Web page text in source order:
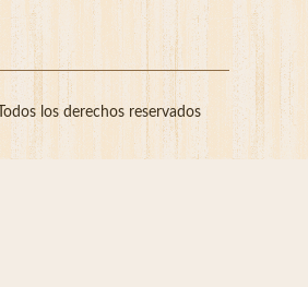
los derechos reservados